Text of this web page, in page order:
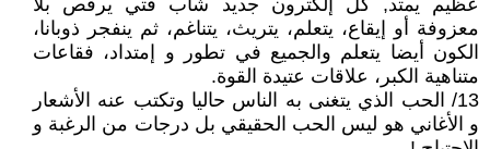
عظيم يمتد, كل إلكترون جديد شاب فتي يرقص بلا
معزوفة أو إيقاع، يتعلم، يتريث، يتناغم، ثم ينفجر ذوبانا،
الكون أيضا يتعلم والجميع في تطور و إمتداد، فقاعات
متناهية الكبر، علاقات عتيدة القوة.
13/ الحب الذي يتغنى به الناس حاليا وتكتب عنه الأشعار
و الأغاني هو ليس الحب الحقيقي بل درجات من الرغبة و